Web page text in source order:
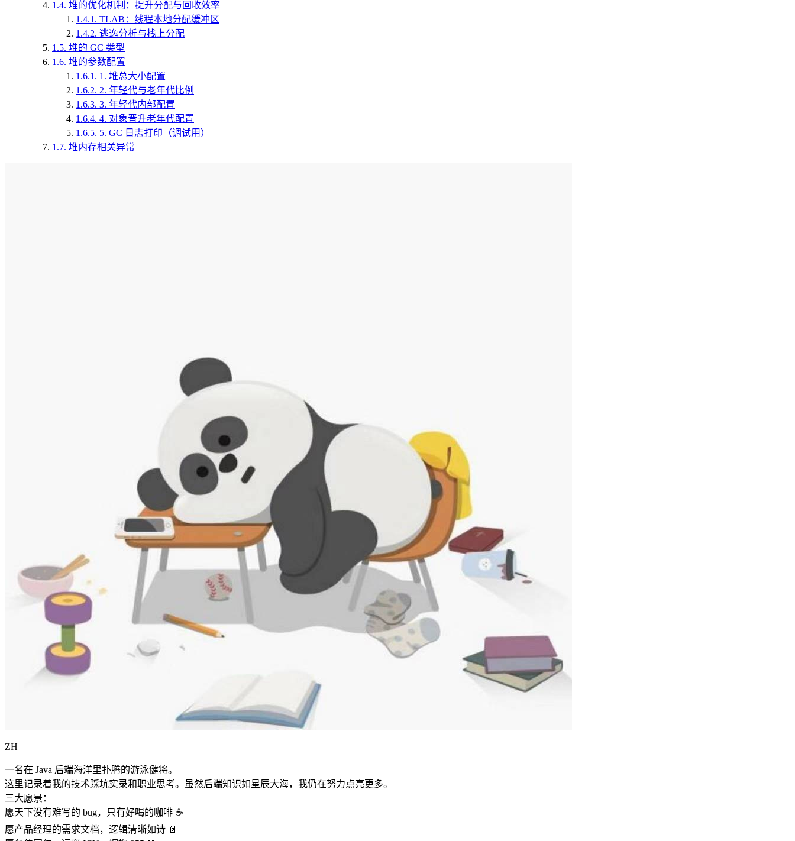
1.4. 堆的优化机制：提升分配与回收效率
1.4.1. TLAB：线程本地分配缓冲区
1.4.2. 逃逸分析与栈上分配
1.5. 堆的 GC 类型
1.6. 堆的参数配置
1.6.1. 1. 堆总大小配置
1.6.2. 2. 年轻代与老年代比例
1.6.3. 3. 年轻代内部配置
1.6.4. 4. 对象晋升老年代配置
1.6.5. 5. GC 日志打印（调试用）
1.7. 堆内存相关异常
ZH
一名在 Java 后端海洋里扑腾的游泳健将。
这里记录着我的技术踩坑实录和职业思考。虽然后端知识如星辰大海，我仍在努力点亮更多。
三大愿景：
愿天下没有难写的 bug，只有好喝的咖啡 ☕️
愿产品经理的需求文档，逻辑清晰如诗 📄